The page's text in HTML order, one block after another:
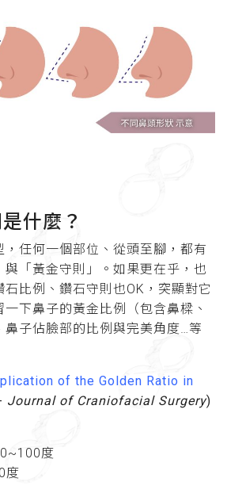
什麼？
任何一個部位、從頭至腳，都有
與「黃金守則」。如果更在乎，也
比例、鑽石守則也OK，突顯對它
下鼻子的黃金比例（包含鼻樑、
鼻子佔臉部的比例與完美角度…等
of the Golden Ratio in
Journal of Craniofacial Surgery)
度
度